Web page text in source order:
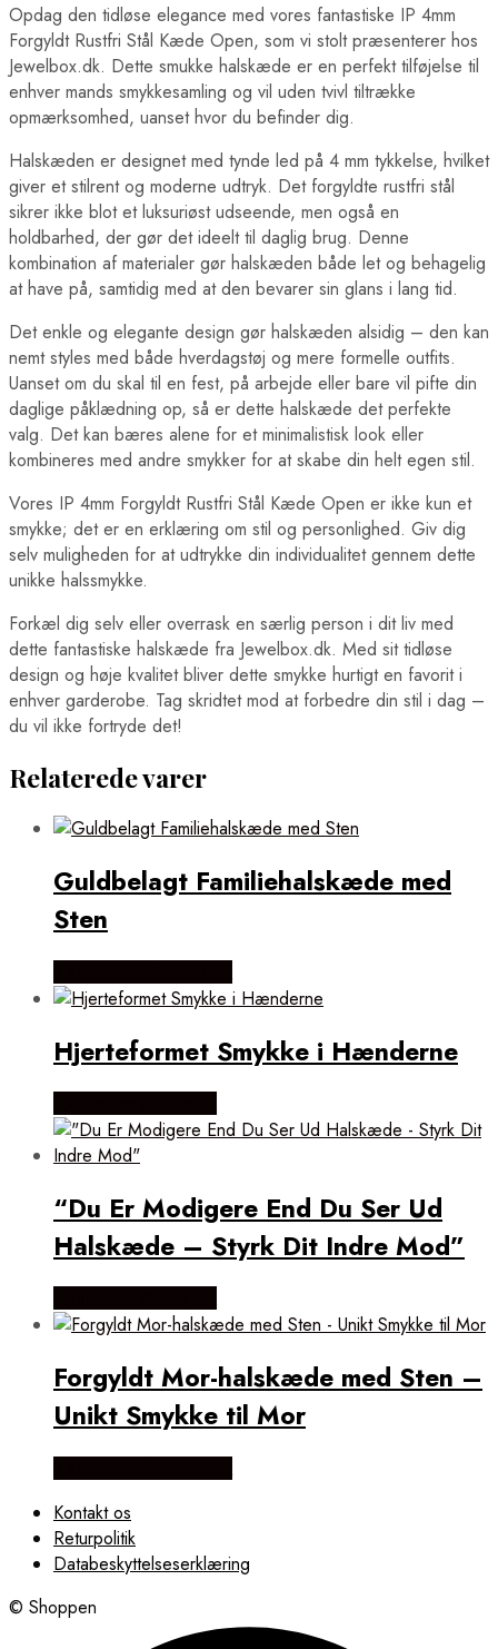
Opdag den tidløse elegance med vores fantastiske IP 4mm
Forgyldt Rustfri Stål Kæde Open, som vi stolt præsenterer hos
Jewelbox.dk. Dette smukke halskæde er en perfekt tilføjelse til
enhver mands smykkesamling og vil uden tvivl tiltrække
opmærksomhed, uanset hvor du befinder dig.
Halskæden er designet med tynde led på 4 mm tykkelse, hvilket
giver et stilrent og moderne udtryk. Det forgyldte rustfri stål
sikrer ikke blot et luksuriøst udseende, men også en
holdbarhed, der gør det ideelt til daglig brug. Denne
kombination af materialer gør halskæden både let og behagelig
at have på, samtidig med at den bevarer sin glans i lang tid.
Det enkle og elegante design gør halskæden alsidig – den kan
nemt styles med både hverdagstøj og mere formelle outfits.
Uanset om du skal til en fest, på arbejde eller bare vil pifte din
daglige påklædning op, så er dette halskæde det perfekte
valg. Det kan bæres alene for et minimalistisk look eller
kombineres med andre smykker for at skabe din helt egen stil.
Vores IP 4mm Forgyldt Rustfri Stål Kæde Open er ikke kun et
smykke; det er en erklæring om stil og personlighed. Giv dig
selv muligheden for at udtrykke din individualitet gennem dette
unikke halssmykke.
Forkæl dig selv eller overrask en særlig person i dit liv med
dette fantastiske halskæde fra Jewelbox.dk. Med sit tidløse
design og høje kvalitet bliver dette smykke hurtigt en favorit i
enhver garderobe. Tag skridtet mod at forbedre din stil i dag –
du vil ikke fortryde det!
Relaterede varer
Guldbelagt Familiehalskæde med
Sten
Hjerteformet Smykke i Hænderne
“Du Er Modigere End Du Ser Ud
Halskæde – Styrk Dit Indre Mod”
Forgyldt Mor-halskæde med Sten –
Unikt Smykke til Mor
Kontakt os
Returpolitik
Databeskyttelseserklæring
© Shoppen